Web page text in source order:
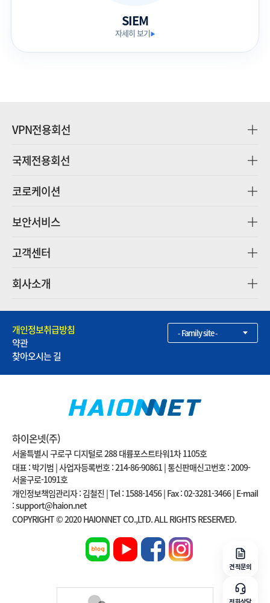
SIEM
자세히 보기▶
VPN전용회선
국제전용회선
코로케이션
보안서비스
고객센터
회사소개
개인정보취급방침
약관
찾아오시는 길
- Family site -
하이온넷(주)
서울특별시 구로구 디지털로 288 대륭포스트타워1차 1105호
대표 : 박기범 | 사업자등록번호 : 214-86-90861 | 통신판매신고번호 : 2009-
서울구로-1091호
개인정보책임관리자 : 김철진 | Tel : 1588-1456 | Fax : 02-3281-3466 | E-mail
: support@haion.net
COPYRIGHT © 2020 HAIONNET CO.,LTD. ALL RIGHTS RESERVED.
견적문의
전화상담